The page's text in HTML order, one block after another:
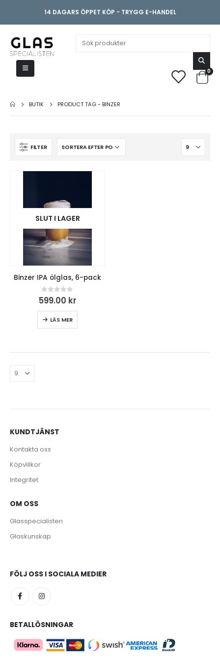
14 DAGARS ÖPPET KÖP - TRYGG E-HANDEL
0
BUTIK PRODUCT TAG -BINZER
FILTER
SLUT I LAGER
Binzer IPA ölglas, 6-pack
0out of 5
599.00 kr
LÄS MER
KUNDTJÄNST
Kontakta oss
Köpvillkor
Integritet
OM OSS
Glasspecialisten
Glaskunskap
FÖLJ OSS I SOCIALA MEDIER
BETALLÖSNINGAR